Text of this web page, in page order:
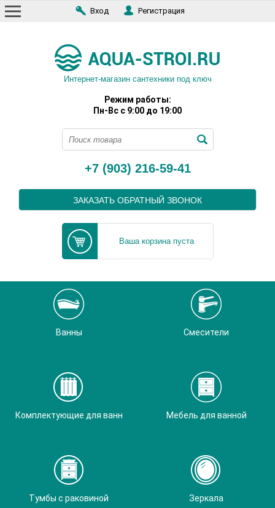
Вход Регистрация
Интернет-магазин сантехники под ключ
Режим работы:
Пн-Вс с 9:00 до 19:00
+7 (903) 216-59-41
ЗАКАЗАТЬ ОБРАТНЫЙ ЗВОНОК
Ваша корзина пуста
Ванны Смесители
Комплектующие для ванн Мебель для ванной
Тумбы с раковиной Зеркала